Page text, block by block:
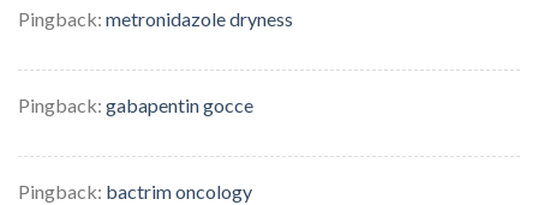
Pingback: metronidazole dryness
Pingback: gabapentin gocce
Pingback: bactrim oncology